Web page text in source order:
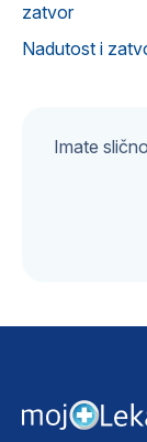
zatvor
Nadutost i
Imate